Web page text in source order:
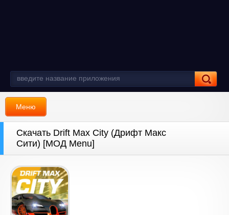
Меню
Скачать Drift Max City (Дрифт Макс
Сити) [МОД Menu]